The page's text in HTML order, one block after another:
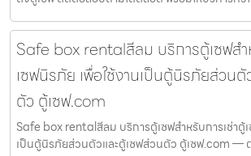
Safe box rentalสีลม บริการตู้เซฟสำ
เซฟนิรภัย เพื่อใช้งานเป็นตู้นิรภัยส่วนตั
ตัว ตู้เซฟ.com
Safe box rentalสีลม บริการตู้เซฟสำหรับการเช่าตู้
เป็นตู้นิรภัยส่วนตัวและตู้เซฟส่วนตัว ตู้เซฟ.com —